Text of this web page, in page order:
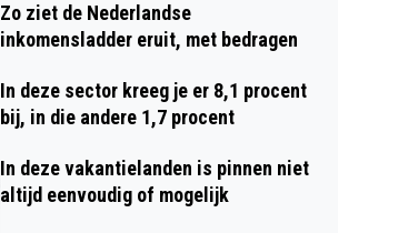
Zo ziet de Nederlandse
inkomensladder eruit, met bedragen
In deze sector kreeg je er 8,1 procent
bij, in die andere 1,7 procent
In deze vakantielanden is pinnen niet
altijd eenvoudig of mogelijk